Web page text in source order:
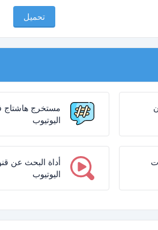
تحميل
مستخرج هاشتاج
اليوتيوب
أداة البحث عن
اليوتيوب